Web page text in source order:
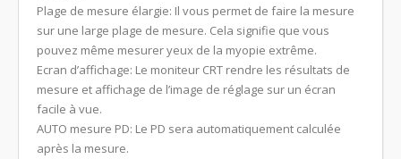
Plage de mesure élargie: Il vous permet de faire la mesure
sur une large plage de mesure. Cela signifie que vous
pouvez même mesureryeux de la myopie extrême.
Ecran d’affichage: Le moniteur CRT rendre les résultats de
mesure et affichage de l’image de réglage sur un écran
facile à vue.
AUTO mesure PD: Le PD sera automatiquement calculée
après la mesure.